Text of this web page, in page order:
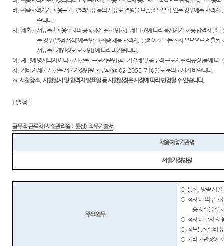
바.최종합격자가 채용포기
결격사유 등의 사유로 결원을 보충할 필요가 있는 경우에는 합격자
습니다.
사. 제출한 서류는 ｢ 채용절차의 공정화에 관한 법률｣ 제 11조에 따라 응시자가 최종 합격자 발
는 경우(별첨 서식)에는 반환(최종 채용 합격자,홈페이지 또는 전자 우편으로 제출된
서류는｢ 개인정보 보호법 ｣에 따라 파기됩니다.
아. 계획에 명시되지 아니한 사항은「근로기준법」과「기간제 및 공무직 근로자 관리규정」등에 따
자. 기타 자세한 사항은 서울가정법원 총무과(☎ 02-2055-7107)로 문의하시기 바랍니다.
※ 시험장소, 시험일시 및 합격자 발표일 등 시험일정은 사정에 따라 변경될 수 있습니다.
[ 별 첨]
공무직 근로자(시설관리원 :통신) 직무기술서
채용예정기관명
서울가정법원
주요업무
○ 통신, 방송 시설
○ 청사 내·외부 통
송 시설물 설
○ 청사 내 행사 시
○ 정보통신설비
○ 기타 기관장이